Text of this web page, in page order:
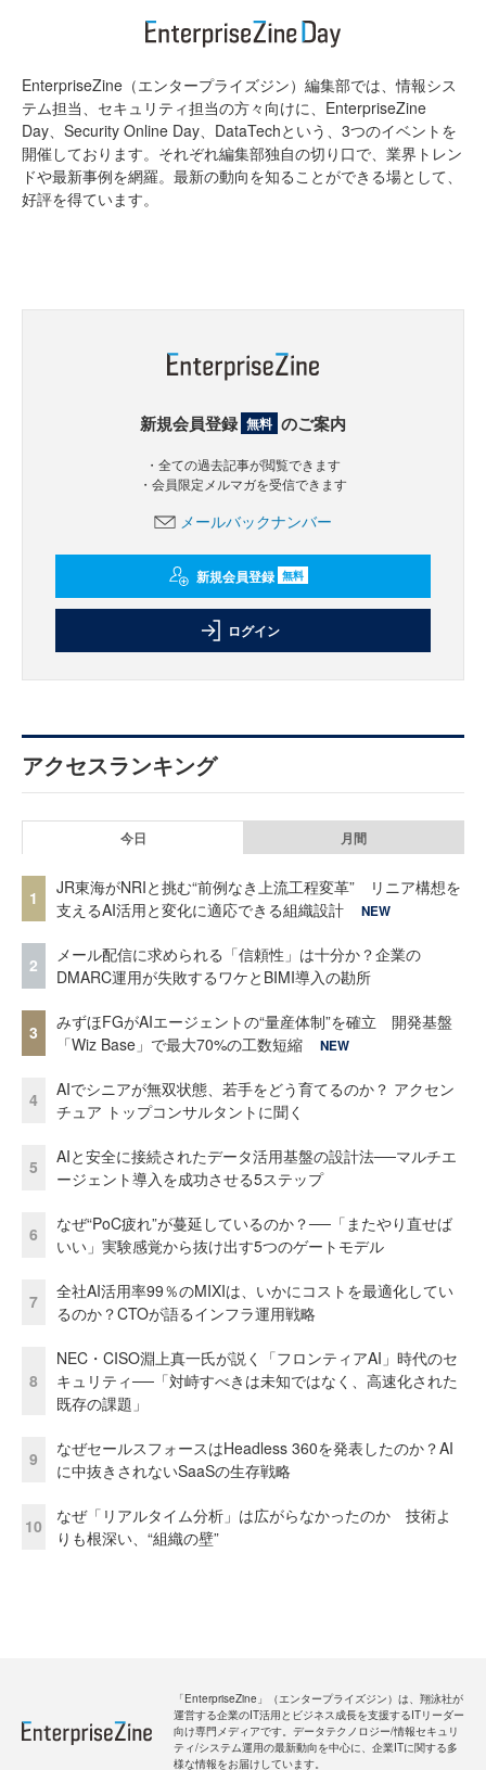
EnterpriseZine（エンタープライズジン）編集部では、情報シス
テム担当、セキュリティ担当の方々向けに、EnterpriseZine
Day、Security Online Day、DataTechという、3つのイベントを
開催しております。それぞれ編集部独自の切り口で、業界トレン
ドや最新事例を網羅。最新の動向を知ることができる場として、
好評を得ています。
新規会員登録 無料 のご案内
・全ての過去記事が閲覧できます
・会員限定メルマガを受信できます
メールバックナンバー
新規会員登録 無料
ログイン
アクセスランキング
今日 月間
1
JR東海がNRIと挑む“前例なき上流工程変革” リニア構想を
支えるAI活用と変化に適応できる組織設計
NEW
2
メール配信に求められる「信頼性」は十分か？企業の
DMARC運用が失敗するワケとBIMI導入の勘所
3
みずほFGがAIエージェントの“量産体制”を確立 開発基盤
「Wiz Base」で最大70%の工数短縮
NEW
4
AIでシニアが無双状態、若手をどう育てるのか？ アクセン
チュア トップコンサルタントに聞く
5
AIと安全に接続されたデータ活用基盤の設計法──マルチエ
ージェント導入を成功させる5ステップ
6
なぜ“PoC疲れ”が蔓延しているのか？──「またやり直せば
いい」実験感覚から抜け出す5つのゲートモデル
7
全社AI活用率99％のMIXIは、いかにコストを最適化してい
るのか？CTOが語るインフラ運用戦略
8
NEC・CISO淵上真一氏が説く「フロンティアAI」時代のセ
キュリティ──「対峙すべきは未知ではなく、高速化された
既存の課題」
9
なぜセールスフォースはHeadless 360を発表したのか？AI
に中抜きされないSaaSの生存戦略
10
なぜ「リアルタイム分析」は広がらなかったのか 技術よ
りも根深い、“組織の壁”
「EnterpriseZine」（エンタープライズジン）は、翔泳社が
運営する企業のIT活用とビジネス成長を支援するITリーダー
向け専門メディアです。データテクノロジー/情報セキュリ
ティ/システム運用の最新動向を中心に、企業ITに関する多
様な情報をお届けしています。